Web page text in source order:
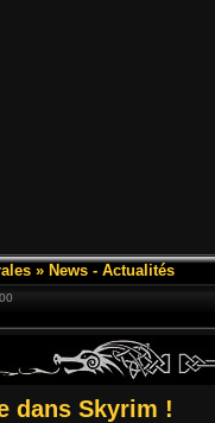
» News - Actualités
dans Skyrim !